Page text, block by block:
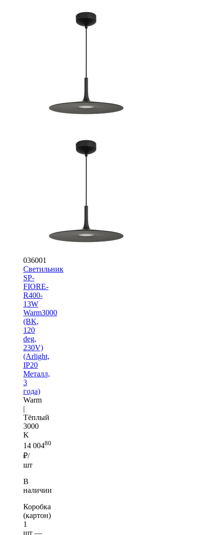
036001
Светильник
SP-
FIORE-
R400-
13W
Warm3000
(BK,
120
deg,
230V)
(Arlight,
IP20
Металл,
3
года)
Warm
|
Тёплый
3000
K
14 00480
₽/
шт
В
наличии
Коробка
(картон)
1
шт —